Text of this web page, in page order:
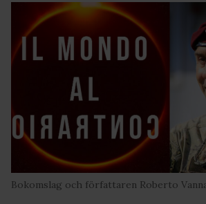
Bokomslag och författaren Roberto